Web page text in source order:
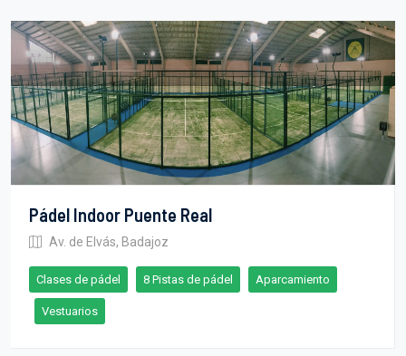
Pádel Indoor Puente Real
Av. de Elvás, Badajoz
Clases de pádel 8 Pistas de pádel Aparcamiento
Vestuarios